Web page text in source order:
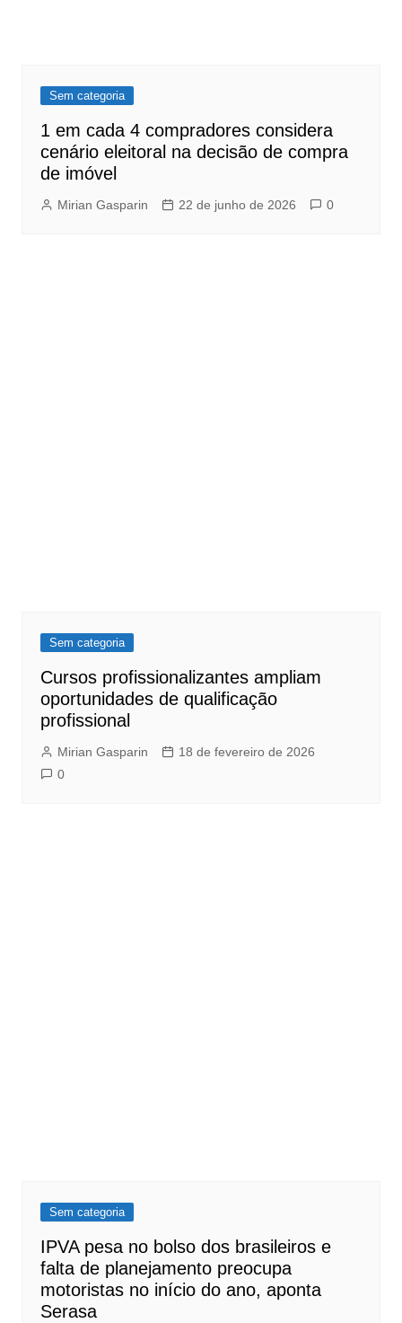
Sem categoria
1 em cada 4 compradores considera
cenário eleitoral na decisão de compra
de imóvel
Mirian Gasparin 22 de junho de 2026 0
Sem categoria
Cursos profissionalizantes ampliam
oportunidades de qualificação
profissional
Mirian Gasparin
18 de fevereiro de 2026
0
Sem categoria
IPVA pesa no bolso dos brasileiros e
falta de planejamento preocupa
motoristas no início do ano, aponta
Serasa